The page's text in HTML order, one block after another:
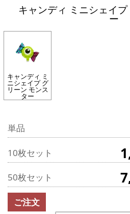
キャンディ ミニシェイ
ー
キャンディ ミ
ニシェイプ グ
リーン モンス
ター
単品
10枚セット
50枚セット
ご注文